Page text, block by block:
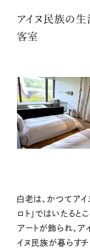
アイヌ民族の
客室
白老は、かつてアイ
ロト」ではいたると
アートが飾られ、ア
イヌ民族が暮らす